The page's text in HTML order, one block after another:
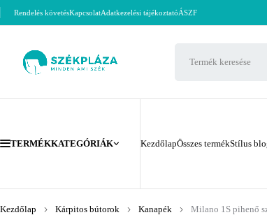
Rendelés követésKapcsolatAdatkezelési tájékoztatóÁSZF
TERMÉKKATEGÓRIÁK KezdőlapÖsszes termékStílus
Kezdőlap Kárpitos bútorok Kanapék Milano 1S pihenő